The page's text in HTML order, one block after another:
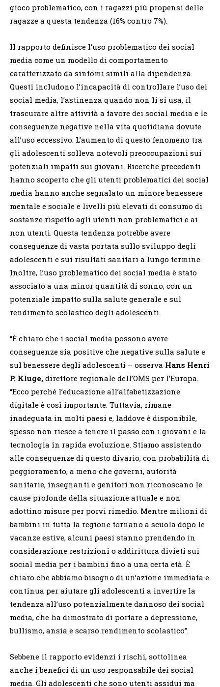
gioco problematico, con i ragazzi più propensi delle
ragazze a questa tendenza (16% contro 7%).
Il rapporto definisce l’uso problematico dei social
media come un modello di comportamento
caratterizzato da sintomi simili alla dipendenza.
Questi includono l’incapacità di controllare l’uso dei
social media, l’astinenza quando non li si usa, il
trascurare altre attività a favore dei social media e le
conseguenze negative nella vita quotidiana dovute
all’uso eccessivo. L’aumento di questo fenomeno tra
gli adolescenti solleva notevoli preoccupazioni sui
potenziali impatti sui giovani. Ricerche precedenti
hanno scoperto che gli utenti problematici dei social
media hanno anche segnalato un minore benessere
mentale e sociale e livelli più elevati di consumo di
sostanze rispetto agli utenti non problematici e ai
non utenti. Questa tendenza potrebbe avere
conseguenze di vasta portata sullo sviluppo degli
adolescenti e sui risultati sanitari a lungo termine.
Inoltre, l’uso problematico dei social media è stato
associato a una minor quantità di sonno, con un
potenziale impatto sulla salute generale e sul
rendimento scolastico degli adolescenti.
“È chiaro che i social media possono avere
conseguenze sia positive che negative sulla salute e
sul benessere degli adolescenti – osserva Hans Henri
P. Kluge, direttore regionale dell’OMS per l’Europa.
“Ecco perché l’educazione all’alfabetizzazione
digitale è così importante. Tuttavia, rimane
inadeguata in molti paesi e, laddove è disponibile,
spesso non riesce a tenere il passo con i giovani e la
tecnologia in rapida evoluzione. Stiamo assistendo
alle conseguenze di questo divario, con probabilità di
peggioramento, a meno che governi, autorità
sanitarie, insegnanti e genitori non riconoscano le
cause profonde della situazione attuale e non
adottino misure per porvi rimedio. Mentre milioni di
bambini in tutta la regione tornano a scuola dopo le
vacanze estive, alcuni paesi stanno prendendo in
considerazione restrizioni o addirittura divieti sui
social media per i bambini fino a una certa età. È
chiaro che abbiamo bisogno di un’azione immediata e
continua per aiutare gli adolescenti a invertire la
tendenza all’uso potenzialmente dannoso dei social
media, che ha dimostrato di portare a depressione,
bullismo, ansia e scarso rendimento scolastico”.
Sebbene il rapporto evidenzi i rischi, sottolinea
anche i benefici di un uso responsabile dei social
media. Gli adolescenti che sono utenti assidui ma